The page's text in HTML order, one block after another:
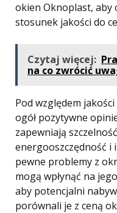
okien Oknoplast, aby
stosunek jakości do
Czytaj więcej:
na co zwrócić
Pod względem
ogół pozytywne
zapewniają
energooszczędność i
pewne problemy z
mogą wpłynąć na
aby potencjalni
porównali je z ceną